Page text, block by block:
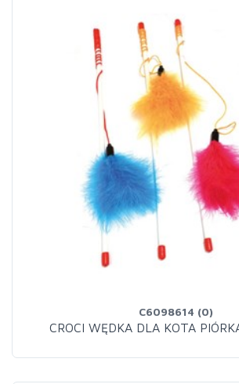
C6098614 (0)
CROCI WĘDKA DLA KOTA